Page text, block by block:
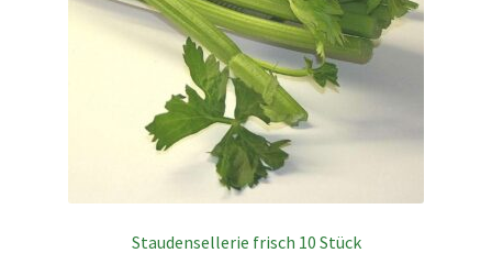
Staudensellerie frisch 10 Stück